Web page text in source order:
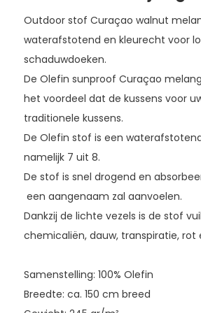
Outdoor stof Curaçao walnut
waterafstotend en kleurecht voor
schaduwdoeken.
De Olefin sunproof Curaçao
het voordeel dat de kussens voor
traditionele kussens.
De Olefin stof is een
namelijk 7 uit 8.
De stof is snel drogend en
een aangenaam zal aanvoelen.
Dankzij de lichte vezels is de stof
chemicaliën, dauw, transpiratie, rot
Samenstelling: 100% Olefin
Breedte: ca. 150 cm breed